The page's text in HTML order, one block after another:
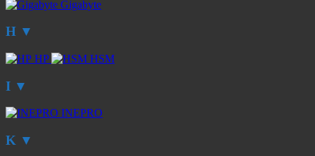
Gigabyte
H ▼
HP HSM
I ▼
INEPRO
K ▼